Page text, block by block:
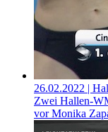
26.02.2022 |
Zwei Hallen-
vor Monika